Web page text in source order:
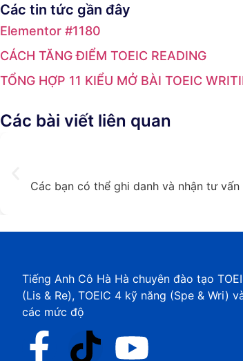
Các tin tức gần đây
Elementor #1180
CÁCH TĂNG ĐIỂM TOEIC READING
TỔNG HỢP 11 KIỂU MỞ BÀI TOEIC
Các bài viết liên quan
Các bạn có thể ghi danh và nhận tư
Tiếng Anh Cô Hà Hà chuyên đào tạo
(Lis & Re), TOEIC 4 kỹ năng (Spe & Wri)
các mức độ